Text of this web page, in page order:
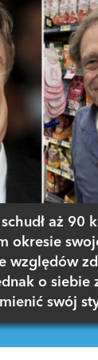
aż 90
okresie
względów
o siebie
swój